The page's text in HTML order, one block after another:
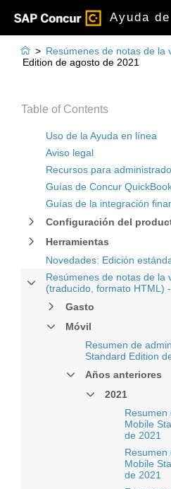
Ayuda
Table of Contents
Uso de la Ayuda en línea
Aviso legal
Recursos para
Guías de Concur
Guías de la integración
Configuración del
Herramientas
Novedades: Edición
Resúmenes de notas de la
(traducido, formato HTML)
Gasto
Móvil
Resumen de
Standard Edition
Años anteriores
2021
Resumen
Mobile
de 2021
Resumen
Mobile
de 2021
 > Resúmenes de notas de la
Edition de agosto de 2021